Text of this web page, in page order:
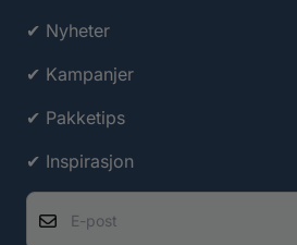
✔ Nyheter
✔ Kampanjer
✔ Pakketips
✔ Inspirasjon
E-post